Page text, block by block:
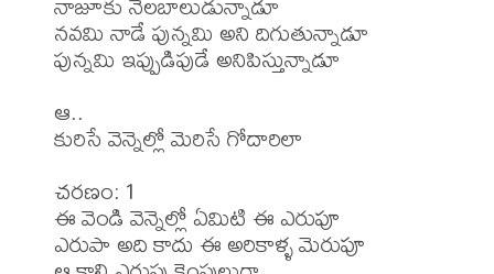
నవమి నాడే పున్నమి అని దిగుతున్నాడూ
పున్నమి ఇప్పుడిపుడే అనిపిస్తున్నాడూ
ఆ..
కురిసే వెన్నెల్లో మెరిసే గోదారిలా
చరణం: 1
ఈ వెండి వెన్నెల్లో ఏమిటి ఈ ఎరుపూ
ఎరుపా అది కాదు ఈ అరికాళ్ళ మెరుపూ